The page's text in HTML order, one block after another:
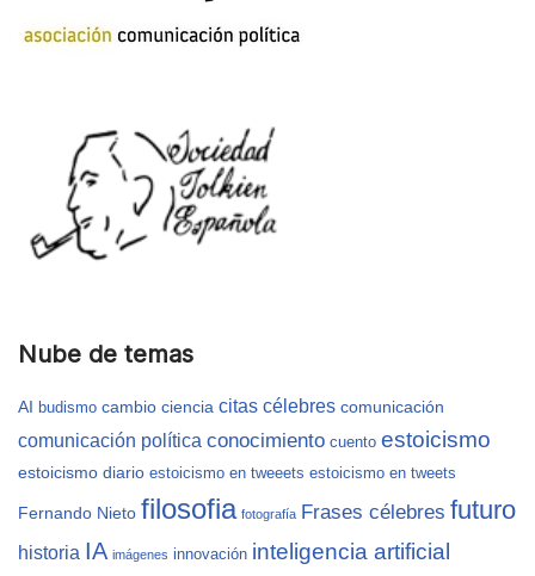
Nube de temas
AI budismo cambio ciencia citas célebres comunicación
comunicación política conocimiento cuento estoicismo
estoicismo diario estoicismo en tweeets estoicismo en tweets
Fernando Nieto filosofia fotografía Frases célebres futuro
historia IA imágenes innovación inteligencia artificial